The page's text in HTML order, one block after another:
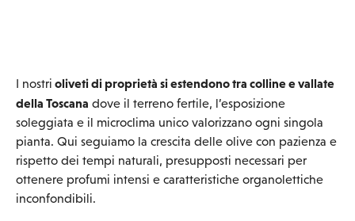
I nostri oliveti di proprietà si estendono tra colline e vallate
della Toscana dove il terreno fertile, l’esposizione
soleggiata e il microclima unico valorizzano ogni singola
pianta. Qui seguiamo la crescita delle olive con pazienza e
rispetto dei tempi naturali, presupposti necessari per
ottenere profumi intensi e caratteristiche organolettiche
inconfondibili.